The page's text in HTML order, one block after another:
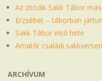
Az ötödik Sakk Tábor
Erzsébet – táborban
Sakk Tábor első hete
Amatőr családi
ARCHÍVUM